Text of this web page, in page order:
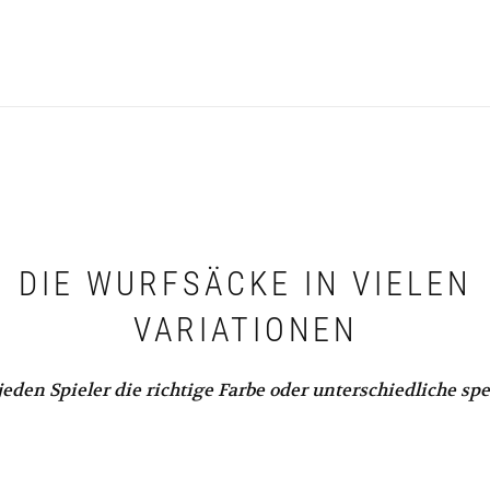
DIE WURFSÄCKE IN VIELEN
VARIATIONEN
Spieler die richtige Farbe oder unterschiedliche